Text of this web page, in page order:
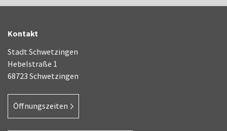
Kontakt
Stadt Schwetzingen
Hebelstraße 1
68723 Schwetzingen
Öffnungszeiten